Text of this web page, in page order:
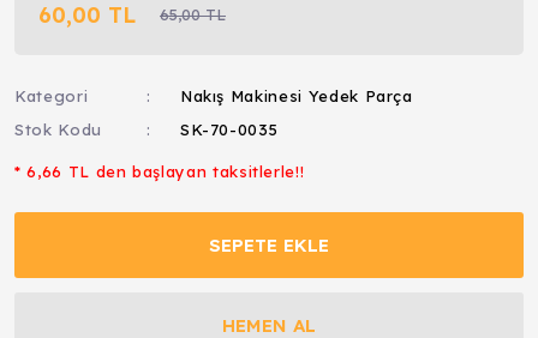
60,00 TL 65,00 TL
Kategori
Nakış Makinesi Yedek Parça
Stok Kodu
SK-70-0035
* 6,66 TL den başlayan taksitlerle!!
SEPETE EKLE
HEMEN AL